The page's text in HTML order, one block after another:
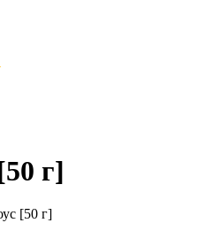
г]
[50 г]